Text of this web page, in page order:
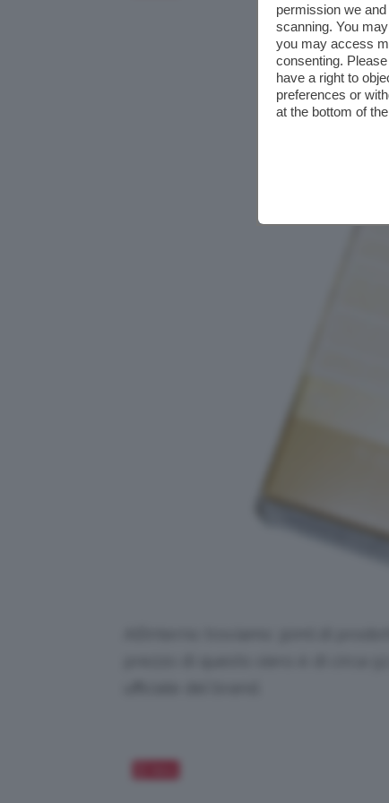
permission we and
scanning. You
you may access
consenting.
have a right to
preferences or
at the bottom of